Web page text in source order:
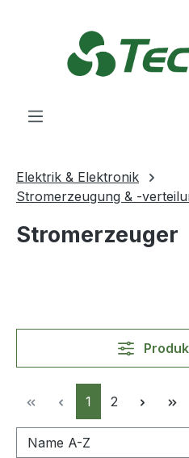
Elektrik & Elektronik
Stromerzeugung & -
Stromerzeuger
Seite
1 Seite
2